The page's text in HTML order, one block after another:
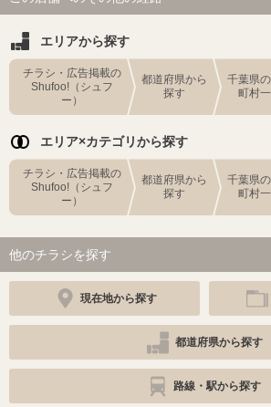
エリアから探す
チラシ・広告掲載の
Shufoo!（シュフ
ー）
都道府県から
探す
千葉県
町村
エリア×カテゴリから探す
チラシ・広告掲載の
Shufoo!（シュフ
ー）
都道府県から
探す
千葉県
町村
他のチラシを探す
現在地から探す
都道府県から探す
路線・駅から探す